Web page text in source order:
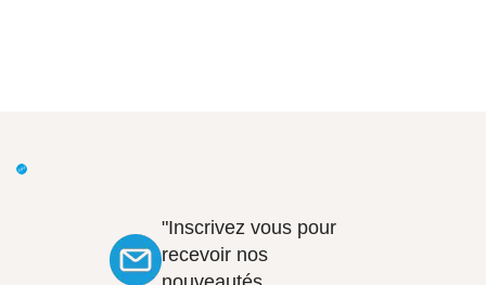
"Inscrivez vous pour
recevoir nos